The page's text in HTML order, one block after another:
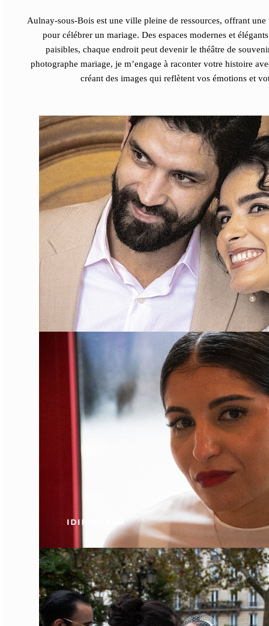
Aulnay-sous-Bois est une ville pleine de ressources, offrant
pour célébrer un mariage. Des espaces modernes et
paisibles, chaque endroit peut devenir le théâtre de
photographe mariage, je m’engage à raconter votre histoire
créant des images qui reflètent vos émotions et